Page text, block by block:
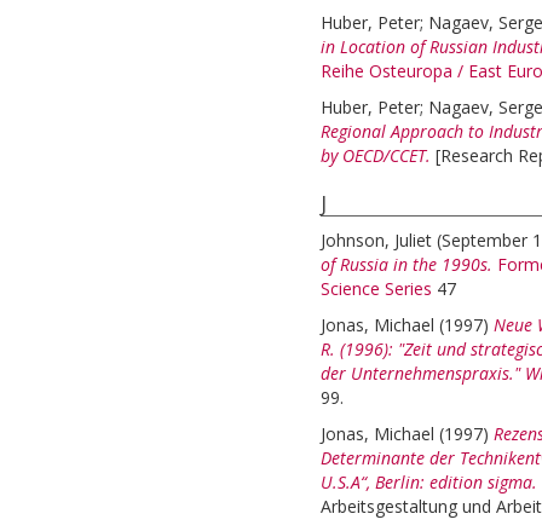
Huber, Peter; Nagaev,
in Location of Russian
Reihe Osteuropa / East
Huber, Peter; Nagaev,
Regional Approach to
by OECD/CCET. [Research
J
Johnson, Juliet (September
of Russia in the 1990s.
Science Series 47
Jonas, Michael (1997) Neue
R. (1996): "Zeit und
der Unternehmenspraxis."
99.
Jonas, Michael (1997)
Determinante der
U.S.A“, Berlin: edition sigma.
Arbeitsgestaltung und